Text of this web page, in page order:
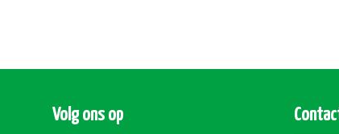
Volg ons op